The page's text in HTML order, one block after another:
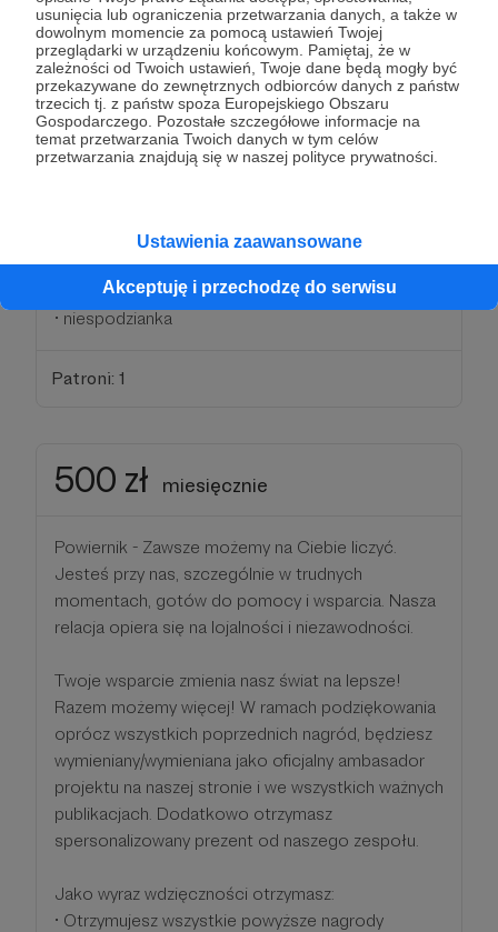
usunięcia lub ograniczenia przetwarzania danych, a także w
dowolnym momencie za pomocą ustawień Twojej
przeglądarki w urządzeniu końcowym. Pamiętaj, że w
zależności od Twoich ustawień, Twoje dane będą mogły być
przekazywane do zewnętrznych odbiorców danych z państw
trzecich tj. z państw spoza Europejskiego Obszaru
Gospodarczego. Pozostałe szczegółowe informacje na
temat przetwarzania Twoich danych w tym celów
przetwarzania znajdują się w naszej polityce prywatności.
Ustawienia zaawansowane
Akceptuję i przechodzę do serwisu
200 zł miesięcznie
Druh - Zawsze możemy na Ciebie liczyć
Jako druh jesteś przy nas, szczególnie w trudnych
momentach, gotów do pomocy i wsparcia. Nasza
Jako wyraz wdzięczności otrzymasz:
• wszystkie powyższe nagrody
• zaproszenie na ekskluzywne antidotum nr. 1000
• niespodzianka
Patroni: 1
500 zł miesięcznie
Powiernik - Zawsze możemy na Ciebie liczyć.
Jesteś przy nas, szczególnie w trudnych
momentach, gotów do pomocy i wsparcia. Nasza
relacja opiera się na lojalności i niezawodności.
Twoje wsparcie zmienia nasz świat na lepsze!
Razem możemy więcej! W ramach podziękowania
oprócz wszystkich poprzednich nagród, będziesz
wymieniany/wymieniana jako oficjalny ambasador
projektu na naszej stronie i we wszystkich ważnych
publikacjach. Dodatkowo otrzymasz
spersonalizowany prezent od naszego zespołu.
Jako wyraz wdzięczności otrzymasz:
• Otrzymujesz wszystkie powyższe nagrody